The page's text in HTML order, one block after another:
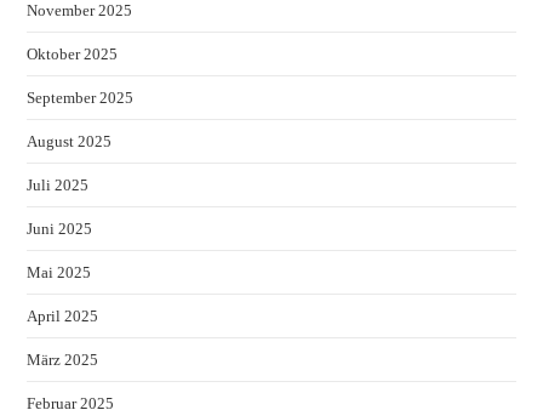
November 2025
Oktober 2025
September 2025
August 2025
Juli 2025
Juni 2025
Mai 2025
April 2025
März 2025
Februar 2025